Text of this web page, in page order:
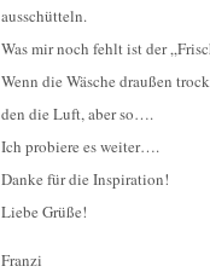
ausschütteln.
Was mir noch fehlt ist der
Wenn die Wäsche draußen
den die Luft, aber so….
Ich probiere es weiter….
Danke für die Inspiration!
Liebe Grüße!
Franzi